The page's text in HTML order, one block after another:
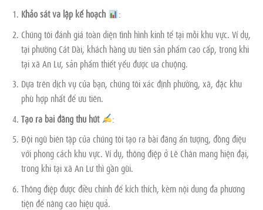
Khảo sát và lập kế hoạch
:
Chúng tôi đánh giá toàn diện tình hình kinh tế tại mỗi khu vực. Ví dụ,
tại phường Cát Dài, khách hàng ưu tiên sản phẩm cao cấp, trong khi
tại xã An Lư, sản phẩm thiết yếu được ưa chuộng.
Dựa trên dịch vụ của bạn, chúng tôi xác định phường, xã, đặc khu
phù hợp nhất để ưu tiên.
Tạo ra bài đăng thu hút
:
Đội ngũ biên tập của chúng tôi tạo ra bài đăng ấn tượng, đồng điệu
với phong cách khu vực. Ví dụ, thông điệp ở Lê Chân mang hiện đại,
trong khi tại xã An Lư thì gần gũi.
Thông điệp được điều chỉnh để kích thích, kèm nội dung đa phương
tiện để nâng cao hiệu quả.